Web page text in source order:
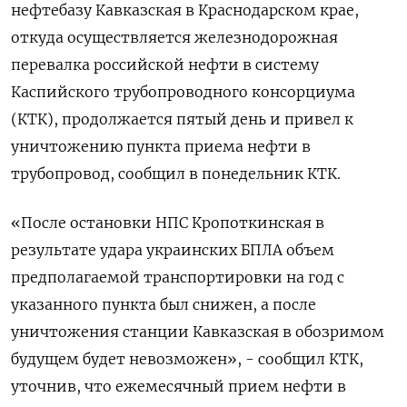
нефтебазу Кавказская в Краснодарском крае,
откуда осуществляется железнодорожная
перевалка российской нефти в систему
Каспийского трубопроводного консорциума
(КТК), продолжается пятый день и привел к
уничтожению пункта приема нефти в
трубопровод, сообщил в понедельник КТК.
«После остановки НПС Кропоткинская в
результате удара украинских БПЛА объем
предполагаемой транспортировки на год с
указанного пункта был снижен, а после
уничтожения станции Кавказская в обозримом
будущем будет невозможен», - сообщил КТК,
уточнив, что ежемесячный прием нефти в